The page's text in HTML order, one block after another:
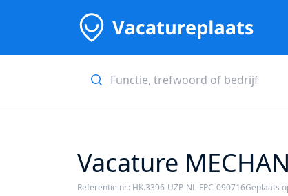
Vacature
Referentie nr.: HK.3396-UZP-NL-FPC-090716Geplaats